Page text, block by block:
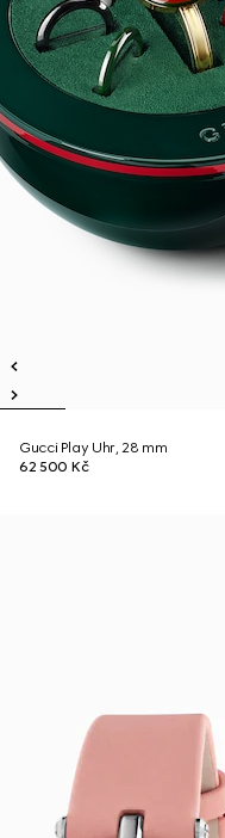
Gucci Play Uhr, 28 mm
62 500 Kč